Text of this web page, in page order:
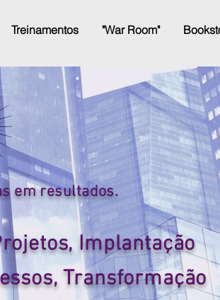
Treinamentos "War Room"
em resultados.
Implantação
Transformação